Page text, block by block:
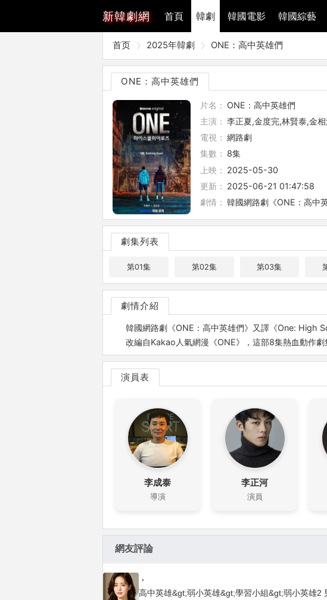
新韓劇網 首頁 韓劇 韓國電影 韓國綜藝
首页 2025年韓劇 ONE：高中英雄們
ONE：高中英雄們
片名： ONE：高中英雄們
主演： 李正夏,金度完,林賢泰,金
電視： 網路劇
集數： 8集
上映： 2025-05-30
更新： 2025-06-21 01:47:58
劇情： 韓國網路劇《ONE：高中
劇集列表
第01集 第02集 第03集
劇情介紹
韓國網路劇《ONE：高中英雄們》又譯《One: High
改編自Kakao人氣網漫《ONE》，這部8集熱血動作
演員表
李成泰
導演
李正河
演員
網友評論
，
高中英雄&gt;弱小英雄&gt;學習小組&gt;弱小英雄2